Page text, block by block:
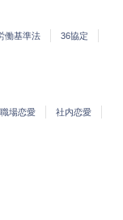
働基準法
36協定
職場恋愛
社内恋愛